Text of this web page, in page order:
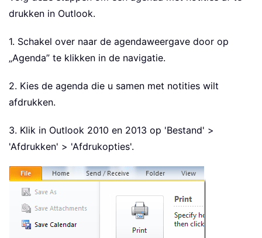
drukken in Outlook.
1. Schakel over naar de agendaweergave door op
„Agenda” te klikken in de navigatie.
2. Kies de agenda die u samen met notities wilt
afdrukken.
3. Klik in Outlook 2010 en 2013 op 'Bestand' >
'Afdrukken' > 'Afdrukopties'.